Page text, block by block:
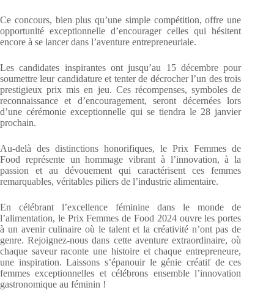
Ce concours, bien plus qu’une simple compétition, offre une
opportunité exceptionnelle d’encourager celles qui hésitent
encore à se lancer dans l’aventure entrepreneuriale.
Les candidates inspirantes ont jusqu’au 15 décembre pour
soumettre leur candidature et tenter de décrocher l’un des trois
prestigieux prix mis en jeu. Ces récompenses, symboles de
reconnaissance et d’encouragement, seront décernées lors
d’une cérémonie exceptionnelle qui se tiendra le 28 janvier
prochain.
Au-delà des distinctions honorifiques, le Prix Femmes de
Food représente un hommage vibrant à l’innovation, à la
passion et au dévouement qui caractérisent ces femmes
remarquables, véritables piliers de l’industrie alimentaire.
En célébrant l’excellence féminine dans le monde de
l’alimentation, le Prix Femmes de Food 2024 ouvre les portes
à un avenir culinaire où le talent et la créativité n’ont pas de
genre. Rejoignez-nous dans cette aventure extraordinaire, où
chaque saveur raconte une histoire et chaque entrepreneure,
une inspiration. Laissons s’épanouir le génie créatif de ces
femmes exceptionnelles et célébrons ensemble l’innovation
gastronomique au féminin !